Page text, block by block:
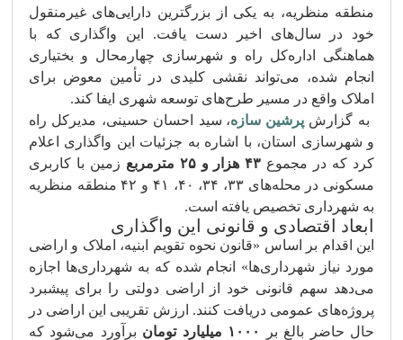
منطقه منظریه، به یکی از بزرگترین دارایی‌های غیرمنقول
خود در سال‌های اخیر دست یافت. این واگذاری که با
هماهنگی اداره‌کل راه و شهرسازی چهارمحال و بختیاری
انجام شده، می‌تواند نقشی کلیدی در تأمین معوض برای
املاک واقع در مسیر طرح‌های توسعه شهری ایفا کند.
به گزارشپرشین سازه، سید احسان حسینی، مدیرکل راه
و شهرسازی استان، با اشاره به جزئیات این واگذاری اعلام
کرد که در مجموع ۴۳ هزار و ۲۵ مترمربع
زمین با کاربری
مسکونی در محله‌های ۳۳، ۳۴، ۴۰، ۴۱ و ۴۲ منطقه منظریه
به شهرداری تخصیص یافته است.
ابعاد اقتصادی و قانونی این واگذاری
این اقدام بر اساس «قانون نحوه تقویم ابنیه، املاک و اراضی
مورد نیاز شهرداری‌ها» انجام شده که به شهرداری‌ها اجازه
می‌دهد سهم قانونی خود از اراضی دولتی را برای پیشبرد
پروژه‌های عمومی دریافت کنند. ارزش تقریبی این اراضی در
حال حاضر بالغ بر
۱۰۰۰ میلیارد تومان
برآورد می‌شود که